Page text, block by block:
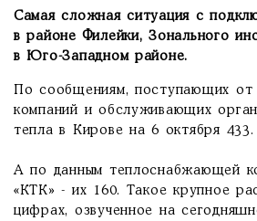
Самая сложная ситуация с
в районе Филейки, Зонального
в Юго-Западном районе.
По сообщениям, поступающих от
компаний и обслуживающих
тепла в Кирове на 6 октября 433.
А по данным теплоснабжающей
«КТК» - их 160. Такое крупное
цифрах, озвученное на